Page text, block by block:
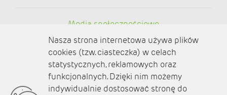
Media społecznościowe
O nas
Nasza strona internetowa używa plików
cookies (tzw. ciasteczka) w celach
statystycznych, reklamowych oraz
funkcjonalnych. Dzięki nim możemy
indywidualnie dostosować stronę do